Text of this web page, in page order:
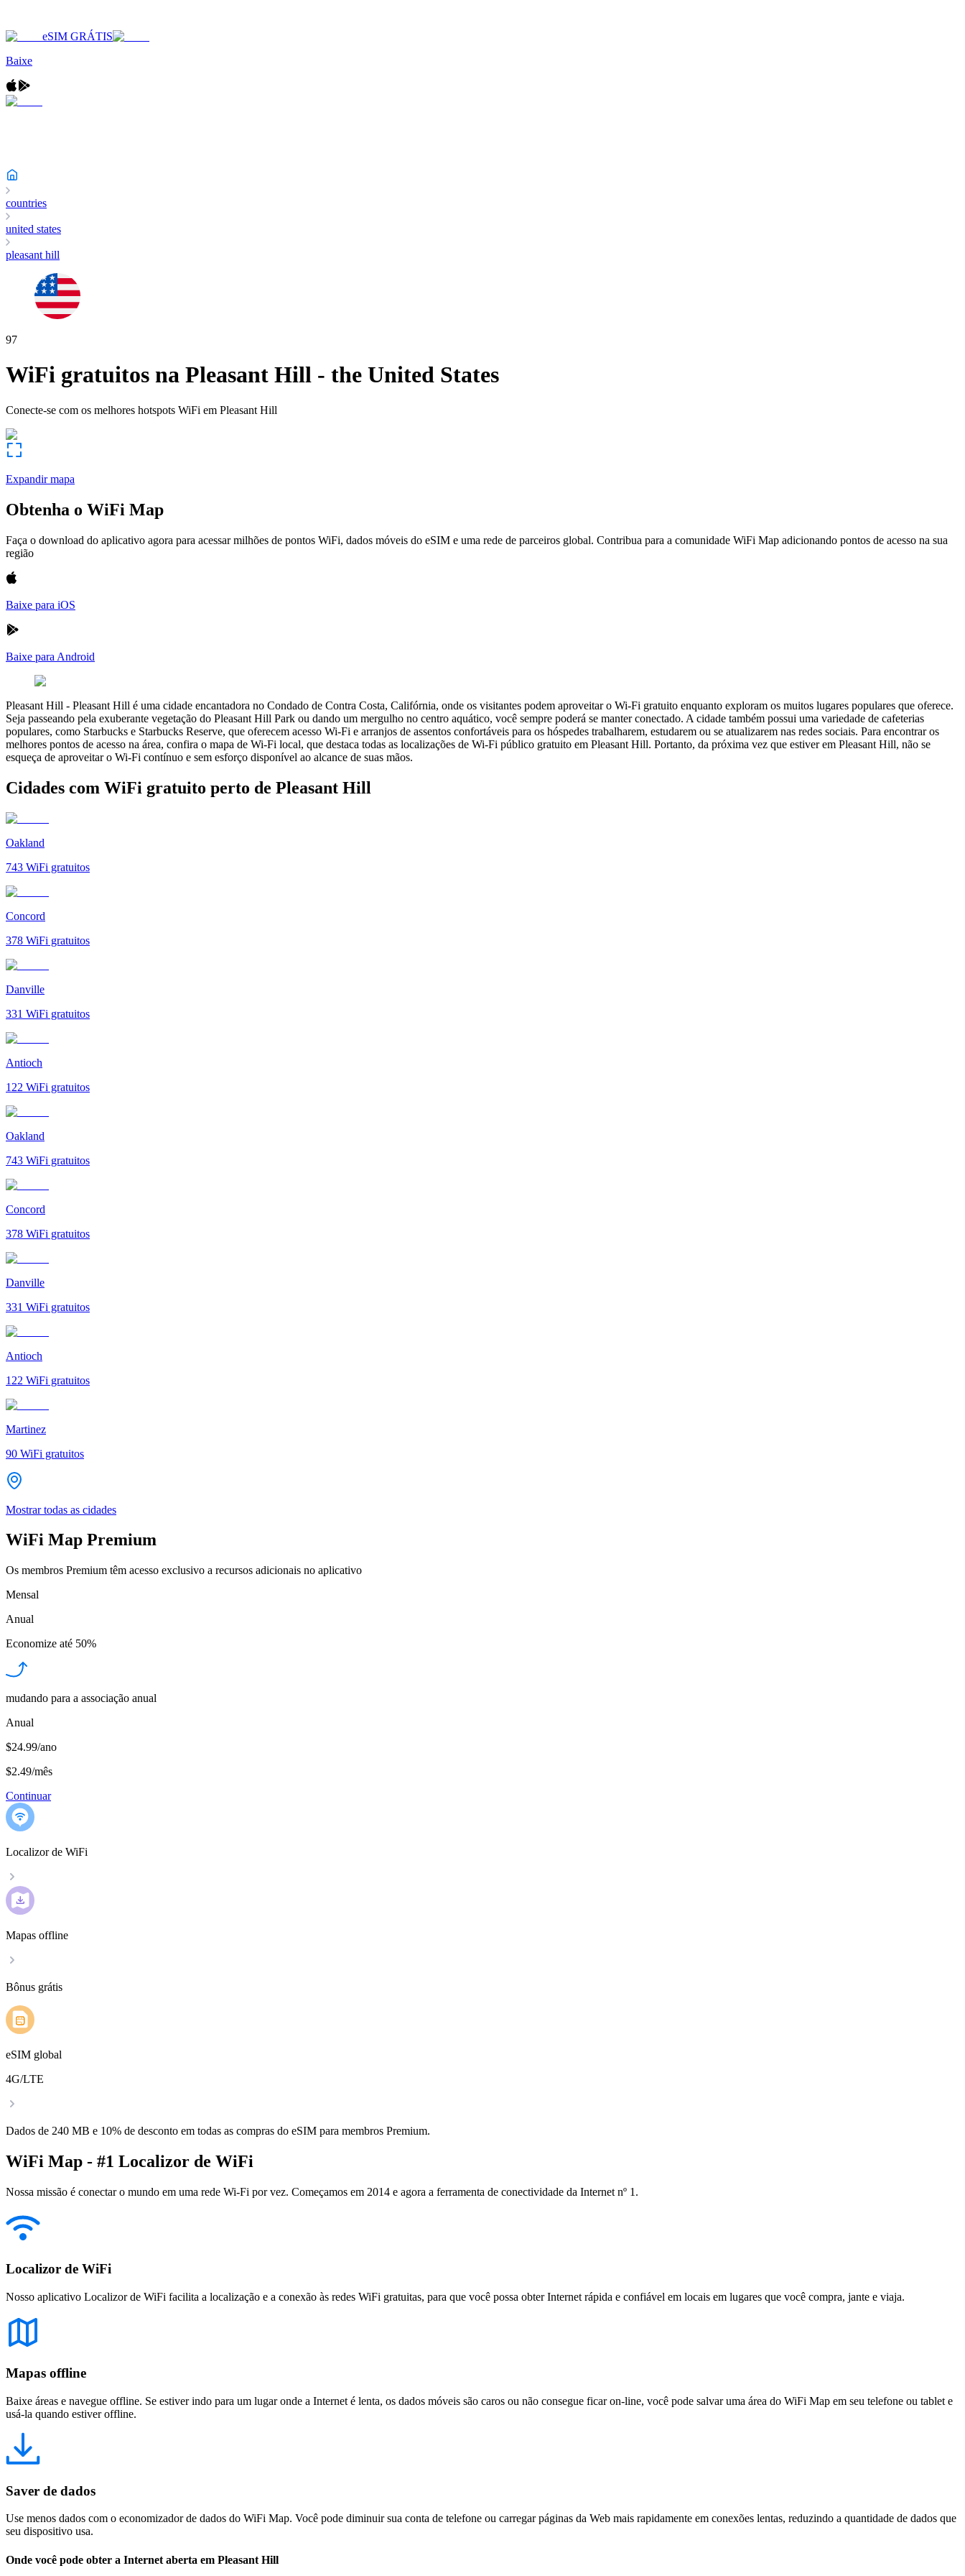
eSIM GRÁTIS
Baixe
countries
united states
pleasant hill
97
WiFi gratuitos na Pleasant Hill - the United States
Conecte-se com os melhores hotspots WiFi em Pleasant Hill
Expandir mapa
Obtenha o WiFi Map
Faça o download do aplicativo agora para acessar milhões de pontos WiFi, dados móveis do eSIM e uma rede de parceiros global. Contribua para a comunidade WiFi Map adicionando pontos de acesso na sua
região
Baixe para iOS
Baixe para Android
Pleasant Hill - Pleasant Hill é uma cidade encantadora no Condado de Contra Costa, Califórnia, onde os visitantes podem aproveitar o Wi-Fi gratuito enquanto exploram os muitos lugares populares que oferece.
Seja passeando pela exuberante vegetação do Pleasant Hill Park ou dando um mergulho no centro aquático, você sempre poderá se manter conectado. A cidade também possui uma variedade de cafeterias
populares, como Starbucks e Starbucks Reserve, que oferecem acesso Wi-Fi e arranjos de assentos confortáveis para os hóspedes trabalharem, estudarem ou se atualizarem nas redes sociais. Para encontrar os
melhores pontos de acesso na área, confira o mapa de Wi-Fi local, que destaca todas as localizações de Wi-Fi público gratuito em Pleasant Hill. Portanto, da próxima vez que estiver em Pleasant Hill, não se
esqueça de aproveitar o Wi-Fi contínuo e sem esforço disponível ao alcance de suas mãos.
Cidades com WiFi gratuito perto de Pleasant Hill
Oakland
743 WiFi gratuitos
Concord
378 WiFi gratuitos
Danville
331 WiFi gratuitos
Antioch
122 WiFi gratuitos
Oakland
743 WiFi gratuitos
Concord
378 WiFi gratuitos
Danville
331 WiFi gratuitos
Antioch
122 WiFi gratuitos
Martinez
90 WiFi gratuitos
Mostrar todas as cidades
WiFi Map Premium
Os membros Premium têm acesso exclusivo a recursos adicionais no aplicativo
Mensal
Anual
Economize até 50%
mudando para a associação anual
Anual
$24.99/ano
$2.49/mês
Continuar
Localizor de WiFi
Mapas offline
Bônus grátis
eSIM global
4G/LTE
Dados de 240 MB e 10% de desconto em todas as compras do eSIM para membros Premium.
WiFi Map - #1 Localizor de WiFi
Nossa missão é conectar o mundo em uma rede Wi-Fi por vez. Começamos em 2014 e agora a ferramenta de conectividade da Internet nº 1.
Localizor de WiFi
Nosso aplicativo Localizor de WiFi facilita a localização e a conexão às redes WiFi gratuitas, para que você possa obter Internet rápida e confiável em locais em lugares que você compra, jante e viaja.
Mapas offline
Baixe áreas e navegue offline. Se estiver indo para um lugar onde a Internet é lenta, os dados móveis são caros ou não consegue ficar on-line, você pode salvar uma área do WiFi Map em seu telefone ou tablet e
usá-la quando estiver offline.
Saver de dados
Use menos dados com o economizador de dados do WiFi Map. Você pode diminuir sua conta de telefone ou carregar páginas da Web mais rapidamente em conexões lentas, reduzindo a quantidade de dados que
seu dispositivo usa.
Onde você pode obter a Internet aberta em Pleasant Hill